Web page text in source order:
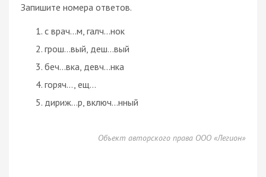
Запишите номера ответов.
с врач…м, галч…нок
грош…вый, деш…вый
беч…вка, девч…нка
горяч…, ещ…
дириж…р, включ…нный
Объект авторского права ООО «Легион»